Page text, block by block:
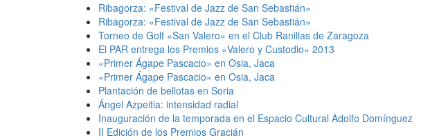
Ribagorza: «Festival de Jazz de San Sebastián»
Ribagorza: «Festival de Jazz de San Sebastián»
Torneo de Golf «San Valero» en el Club Ranillas de Zaragoza
El PAR entrega los Premios «Valero y Custodio» 2013
«Primer Ágape Pascacio» en Osia, Jaca
«Primer Ágape Pascacio» en Osia, Jaca
Plantación de bellotas en Soria
Ángel Azpeitia: intensidad radial
Inauguración de la temporada en el Espacio Cultural Adolfo Domínguez
II Edición de los Premios Gracián